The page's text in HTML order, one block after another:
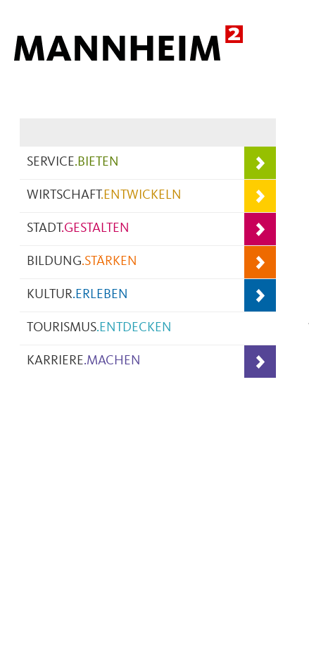
SERVICE.BIETEN
WIRTSCHAFT.ENTWICKELN
STADT.GESTALTEN
BILDUNG.STÄRKEN
KULTUR.ERLEBEN
TOURISMUS.ENTDECKEN
KARRIERE.MACHEN